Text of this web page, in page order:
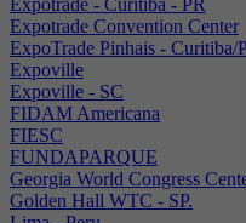
Expotrade Convention Center
ExpoTrade Pinhais - Curitiba/
Expoville
Expoville - SC
FIDAM Americana
FIESC
FUNDAPARQUE
Georgia World Congress
Golden Hall WTC - SP.